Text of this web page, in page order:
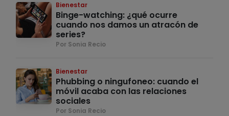
Bienestar
Binge-watching: ¿qué ocurre
cuando nos damos un atracón de
series?
Por Sonia Recio
Bienestar
Phubbing o ningufoneo: cuando el
móvil acaba con las relaciones
sociales
Por Sonia Recio